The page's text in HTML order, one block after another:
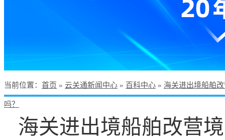
当前位置： 首页 » 云关通新闻中心 » 百科中心 » 海关进出境船舶
吗？
海关进出境船舶改营